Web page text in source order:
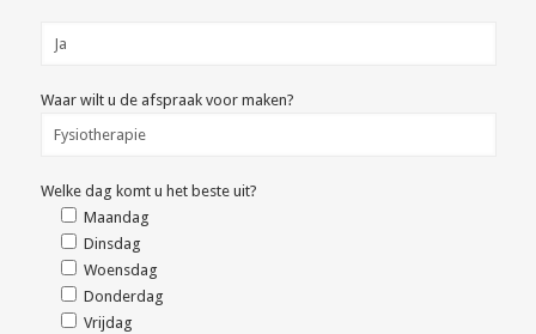
Waar wilt u de afspraak voor maken?
Welke dag komt u het beste uit?
Maandag
Dinsdag
Woensdag
Donderdag
Vrijdag